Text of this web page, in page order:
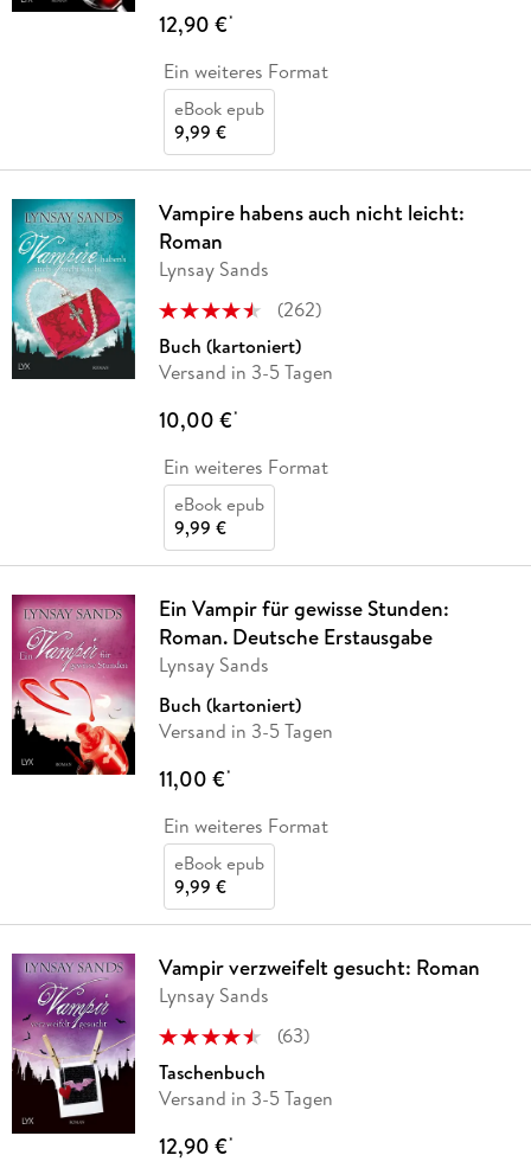
12,90 €*
Ein weiteres Format
eBook epub
9,99 €
Vampire habens auch nicht leicht:
Roman
Lynsay Sands
(262)
Buch (kartoniert)
Versand in 3-5 Tagen
10,00 €*
Ein weiteres Format
eBook epub
9,99 €
Ein Vampir für gewisse Stunden:
Roman. Deutsche Erstausgabe
Lynsay Sands
Buch (kartoniert)
Versand in 3-5 Tagen
11,00 €*
Ein weiteres Format
eBook epub
9,99 €
Vampir verzweifelt gesucht: Roman
Lynsay Sands
(63)
Taschenbuch
Versand in 3-5 Tagen
12,90 €*